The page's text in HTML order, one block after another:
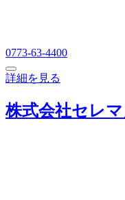
0773-63-4400
詳細を見る
株式会社セレ